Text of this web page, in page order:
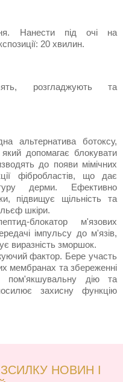
Нанести під очі на
20 хвилин.
розгладжують та
альтернатива ботоксу,
допомагає блокувати
до появи мімічних
фібробластів, що дає
дерми. Ефективно
підвищує щільність та
шкіри.
блокатор м'язових
імпульсу до м'язів,
виразність зморшок.
фактор. Бере участь
мембранах та збереженні
пом'якшувальну дію та
захисну функцію
НОВИН І